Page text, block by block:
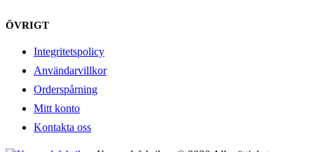
ÖVRIGT
Integritetspolicy
Användarvillkor
Orderspårning
Mitt konto
Kontakta oss